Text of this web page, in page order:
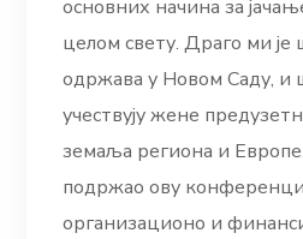
основних начина за
целом свету. Драго ми је
одржава у Новом Саду, и
учествују жене
земаља региона и
подржао ову
организационо и